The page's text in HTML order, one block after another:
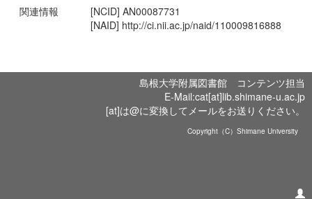
関連情報
[NCID] AN00087731
[NAID] http://ci.nii.ac.jp/naid/110009816888
島根大学附属図書館 コンテンツ担当
E-Mail:cat[at]lib.shimane-u.ac.jp
[at]は@に変換してメールをお送りください。
Copyright（C）Shimane University